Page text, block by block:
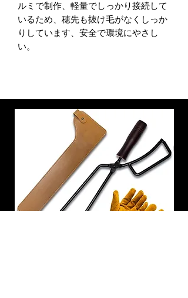
ルミで制作、軽量でしっかり接続して
いるため、穂先も抜け毛がなくしっか
りしています、安全で環境にやさし
い。